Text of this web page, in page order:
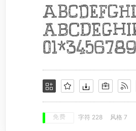
免费 字符 228 风格 7